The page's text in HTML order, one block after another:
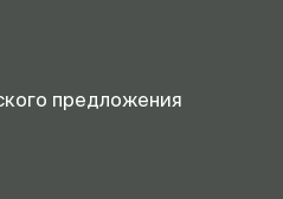
предложения